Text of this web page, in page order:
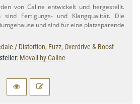
von Caline entwickelt und hergestellt.
sind Fertigungs- und Klangqualität. Die
und sind für eine platzsparende
/ Distortion, Fuzz, Overdrive & Boost
Movall by Caline